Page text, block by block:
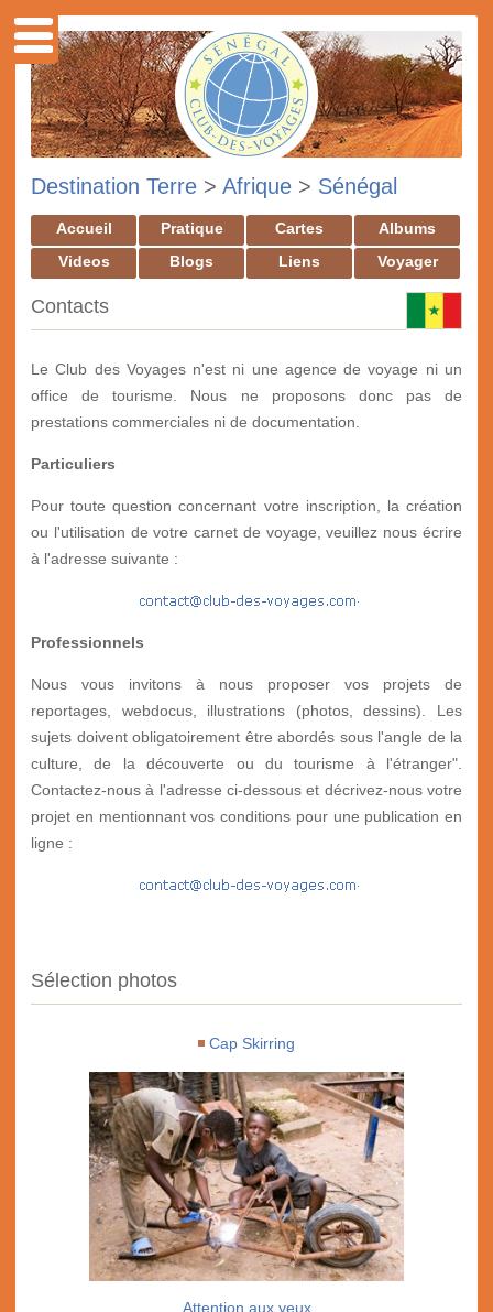
Destination Terre > Afrique > Sénégal
Accueil Pratique Cartes
Albums
Videos
Blogs Liens Voyager
Contacts
Le Club des Voyages n'est ni une agence de voyage ni un
office de tourisme. Nous ne proposons donc pas de
prestations commerciales ni de documentation.
Particuliers
Pour toute question concernant votre inscription, la création
ou l'utilisation de votre carnet de voyage, veuillez nous écrire
à l'adresse suivante :
Professionnels
Nous vous invitons à nous proposer vos projets de
reportages, webdocus, illustrations (photos, dessins). Les
sujets doivent obligatoirement être abordés sous l'angle de la
culture, de la découverte ou du tourisme à l'étranger".
Contactez-nous à l'adresse ci-dessous et décrivez-nous votre
projet en mentionnant vos conditions pour une publication en
ligne :
Sélection photos
Cap Skirring
Attention aux yeux